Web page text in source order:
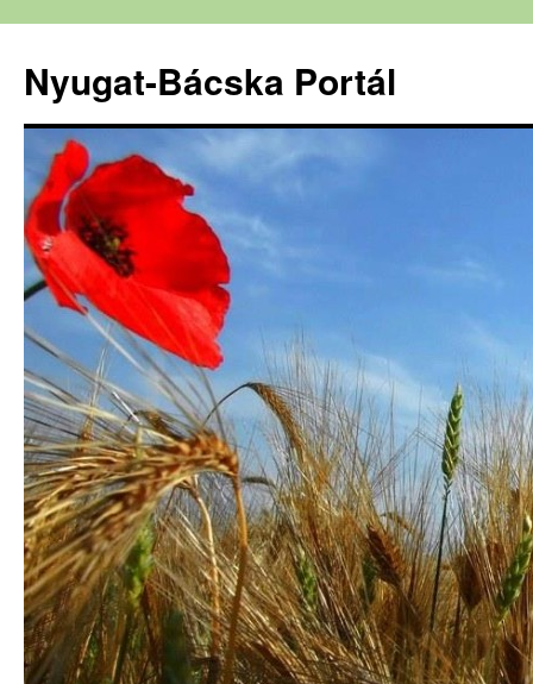
Nyugat-Bácska Portál